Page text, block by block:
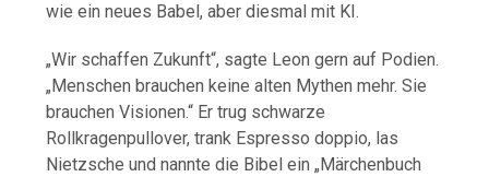
wie ein neues Babel, aber diesmal mit KI.
„Wir schaffen Zukunft“, sagte Leon gern auf Podien.
„Menschen brauchen keine alten Mythen mehr. Sie
brauchen Visionen.“ Er trug schwarze
Rollkragenpullover, trank Espresso doppio, las
Nietzsche und nannte die Bibel ein „Märchenbuch